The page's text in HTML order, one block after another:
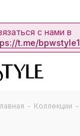
с нами в
t.me/bpwstyle1
- Коллекции -